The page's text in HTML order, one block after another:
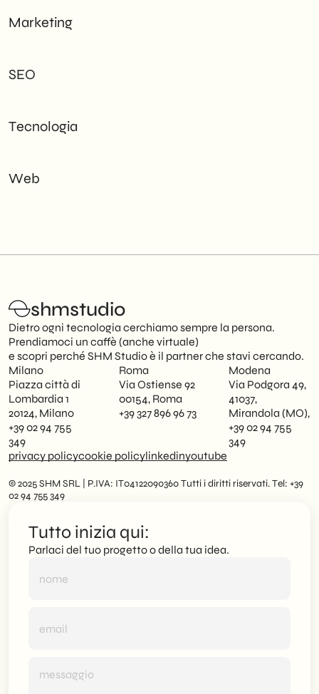
Marketing
SEO
Tecnologia
Web
shmstudio
Dietro ogni tecnologia cerchiamo sempre la persona.
Prendiamoci un caffè (anche virtuale)
e scopri perché SHM Studio è il partner che stavi cercando.
Milano
Piazza città di
Lombardia 1
20124, Milano
+39 02 94 755
349
Roma
Via Ostiense 92
00154, Roma
+39 327 896 96 73
Modena
Via Podgora 49,
41037,
Mirandola (MO),
+39 02 94 755
349
privacy policycookie policylinkedinyoutube
© 2025 SHM SRL | P.IVA: IT04122090360 Tutti i diritti riservati. Tel: +39
02 94 755 349
Tutto inizia qui:
Parlaci del tuo progetto o della tua idea.